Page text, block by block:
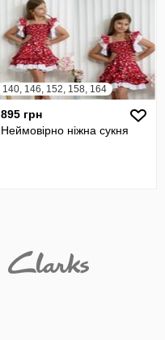
140, 146, 152, 158, 164
895 грн
Неймовірно ніжна сукня